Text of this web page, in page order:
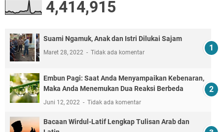
4,414,915
Suami Ngamuk, Anak dan Istri Dilukai Sajam
Maret 28, 2022 Tidak ada komentar
Embun Pagi: Saat Anda Menyampaikan Kebenaran,
Maka Anda Menemukan Dua Reaksi Berbeda
Juni 12, 2022 Tidak ada komentar
Bacaan Wirdul-Latif Lengkap Tulisan Arab dan